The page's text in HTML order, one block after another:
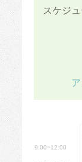
スケジ
9:00~12:00